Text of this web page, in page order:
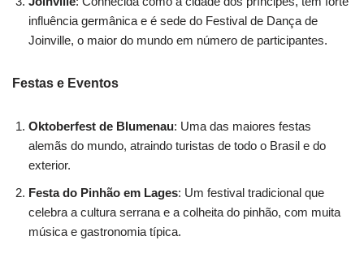
influência germânica e é sede do Festival de Dança de
Joinville, o maior do mundo em número de participantes.
Festas e Eventos
Oktoberfest de Blumenau: Uma das maiores festas
alemãs do mundo, atraindo turistas de todo o Brasil e do
exterior.
Festa do Pinhão em Lages: Um festival tradicional que
celebra a cultura serrana e a colheita do pinhão, com muita
música e gastronomia típica.